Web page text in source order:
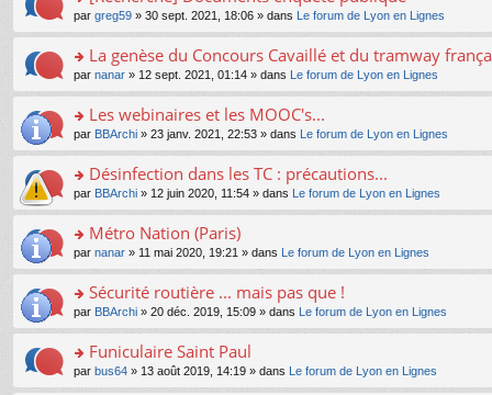
ré
c
e
nt
pl
u
s
ré
c
e
nt
n
le
pl
u
s
ré
c
e
nt
a
g
e
n
n
le
pl
u
s
ré
c
e
nt
e
s
a
g
e
n
n
le
pl
u
s
ré
c
e
nt
ult
er
le
m
e
s
a
g
e
n
n
le
pl
u
s
ré
c
e
nt
o
n
s
ult
er
le
m
e
s
a
g
e
n
n
le
pl
u
s
ré
c
par greg59 » 30 sept. 2021, 18:06 » dans Le forum de Lyon en Lignes
o
n
s
ult
er
le
m
e
s
a
g
e
n
n
le
pl
u
La genèse du Concours Cavaillé et du tramway
par nanar » 12 sept. 2021, 01:14 » dans Le forum de Lyon en Lignes
o
n
s
ult
er
le
m
e
s
a
g
e
n
n
Les webinaires et les MOOC's...
par BBArchi » 23 janv. 2021, 22:53 » dans Le forum de Lyon en Lignes
o
n
s
ult
er
le
m
e
s
a
g
e
Désinfection dans les TC : précautions...
par BBArchi » 12 juin 2020, 11:54 » dans Le forum de Lyon en Lignes
o
n
s
ult
er
le
m
e
s
Métro Nation (Paris)
par nanar » 11 mai 2020, 19:21 » dans Le forum de Lyon en Lignes
o
n
s
ult
er
Sécurité routière ... mais pas que !
par BBArchi » 20 déc. 2019, 15:09 » dans Le forum de Lyon en Lignes
o
n
Funiculaire Saint Paul
par bus64 » 13 août 2019, 14:19 » dans Le forum de Lyon en Lignes